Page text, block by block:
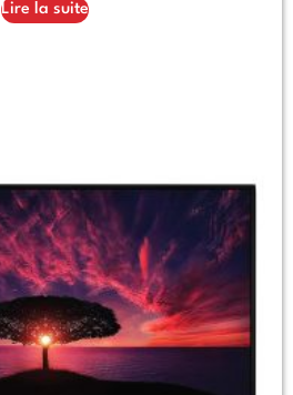
Lire la suite